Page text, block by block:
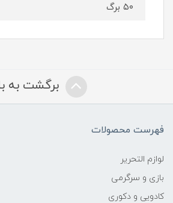
۵۰ برگ
برگشت به
فهرست محصولات
لوازم التحریر
بازی و سرگرمی
کادویی و دکوری